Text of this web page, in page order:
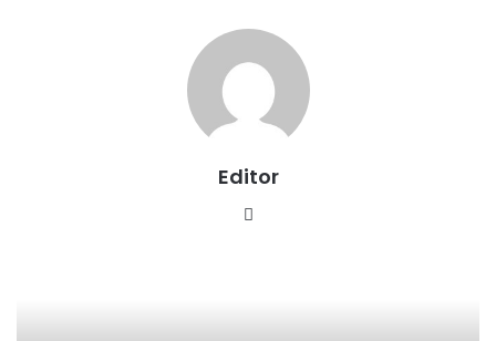
Editor